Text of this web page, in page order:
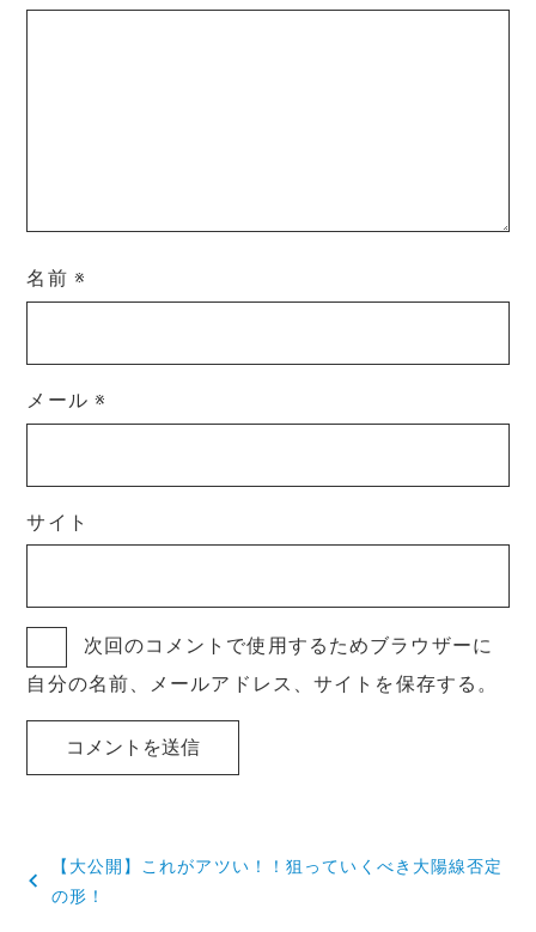
名前 ※
メール ※
サイト
次回のコメントで使用するためブラウザーに
自分の名前、メールアドレス、サイトを保存する。
稿
【大公開】これがアツい！！狙っていくべき大陽線否定
の形！